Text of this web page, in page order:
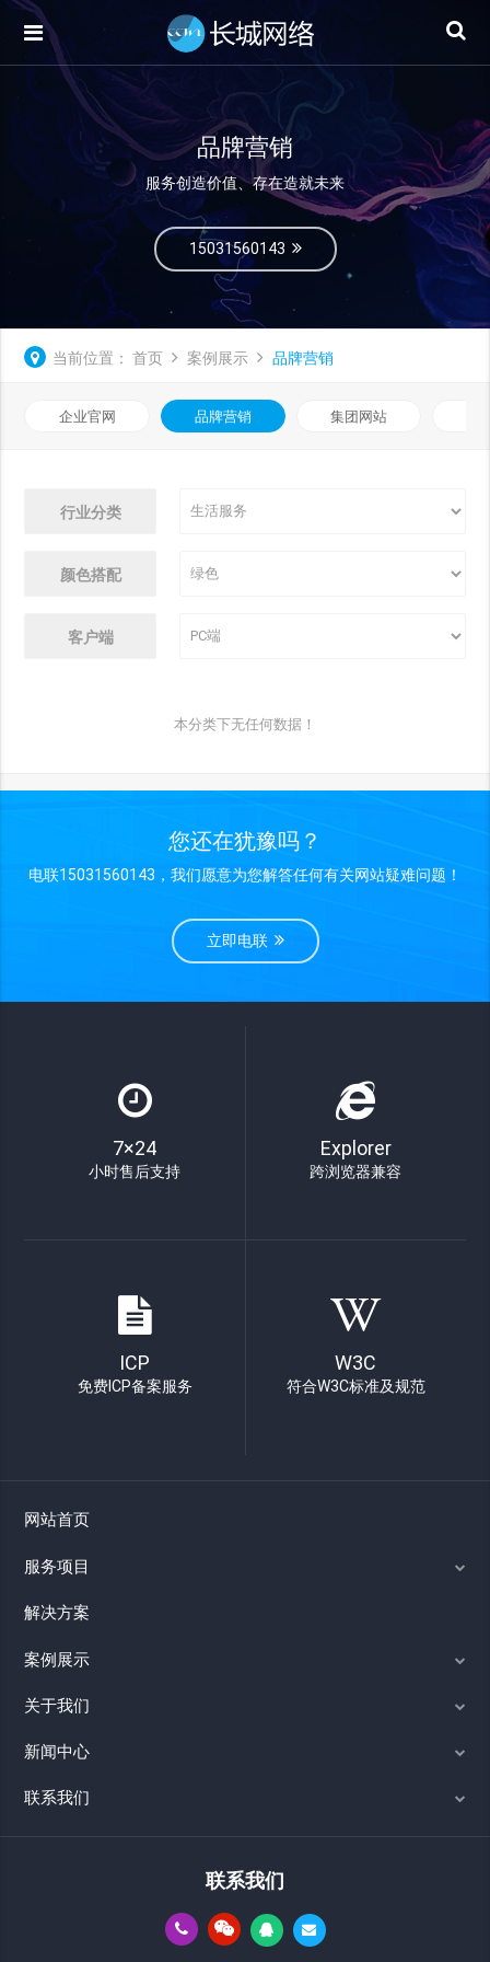
品牌营销
服务创造价值、存在造就未来
15031560143
当前位置： 首页 案例展示 品牌营销
企业官网 品牌营销 集团网站
行业分类
颜色搭配
客户端
本分类下无任何数据！
您还在犹豫吗？
电联15031560143，我们愿意为您解答任何有关网站疑难问题！
立即电联
7×24
小时售后支持
Explorer
跨浏览器兼容
ICP
免费ICP备案服务
W3C
符合W3C标准及规范
网站首页
服务项目
解决方案
案例展示
关于我们
新闻中心
联系我们
联系我们